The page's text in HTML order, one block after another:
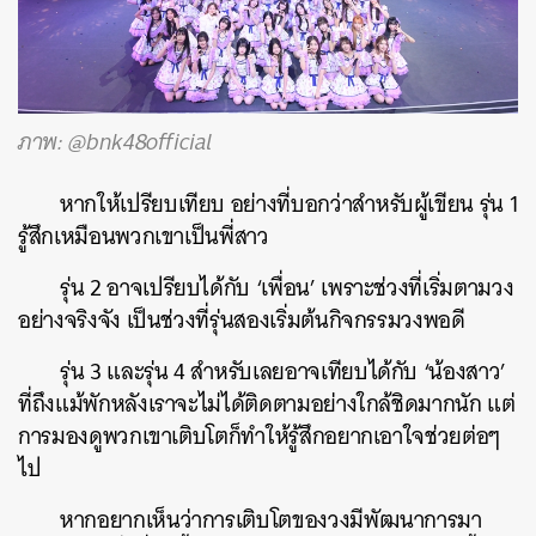
ภาพ: @bnk48official
หากให้เปรียบเทียบ อย่างที่บอกว่าสำหรับผู้เขียน รุ่น 1
รู้สึกเหมือนพวกเขาเป็นพี่สาว
รุ่น 2 อาจเปรียบได้กับ ‘เพื่อน’ เพราะช่วงที่เริ่มตามวง
อย่างจริงจัง เป็นช่วงที่รุ่นสองเริ่มต้นกิจกรรมวงพอดี
รุ่น 3 และรุ่น 4 สำหรับเลยอาจเทียบได้กับ ‘น้องสาว’
ที่ถึงแม้พักหลังเราจะไม่ได้ติดตามอย่างใกล้ชิดมากนัก แต่
การมองดูพวกเขาเติบโตก็ทำให้รู้สึกอยากเอาใจช่วยต่อๆ
ไป
หากอยากเห็นว่าการเติบโตของวงมีพัฒนาการมา